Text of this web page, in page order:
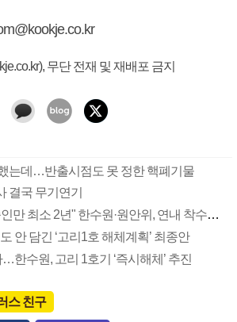
무단 전재 및 재배포 금지
는데…반출시점도 못 정한 핵폐기물
결국 무기연기
"고리1호기 해체 승인만 최소 2년" 한수원·원안위, 연내 착수설 일축
안 담긴 ‘고리1호 해체계획’ 최종안
한수원, 고리 1호기 ‘즉시해체’ 추진
스 친구